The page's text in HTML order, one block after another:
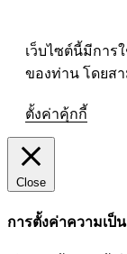
เว็บไซต์นี้มีการ
ของท่าน โดยสา
ตั้งค่าคุ้กกี้
Close
การตั้งค่าความเป็